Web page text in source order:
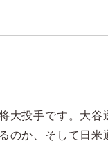
大投手です。大
のか、そして日